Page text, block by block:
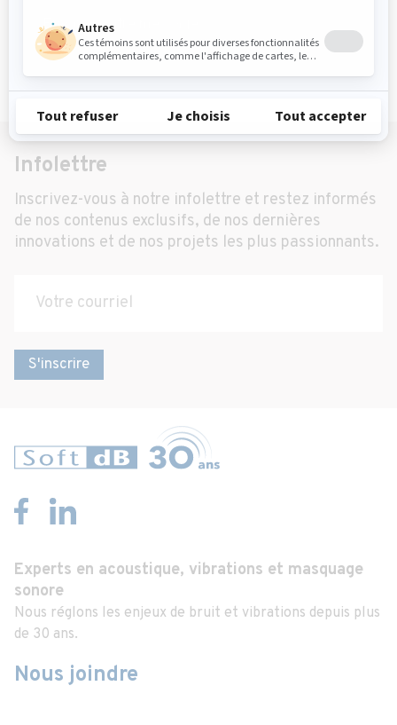
Envoyer votre message
Experts en acoustique, vibrations et masquage
sonore
Nous réglons les enjeux de bruit et vibrations depuis plus
de 30 ans.
Nous joindre
Infolettre
Inscrivez-vous à notre infolettre et restez informés
de nos contenus exclusifs, de nos dernières
innovations et de nos projets les plus passionnants.
S'inscrire